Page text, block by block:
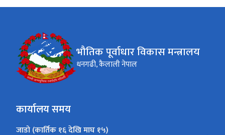
भौतिक पूर्वाधार विकास मन्त्रालय
धनगढी, कैलाली नेपाल
कार्यालय समय
जाडो (कार्तिक १६ देखि माघ १५)